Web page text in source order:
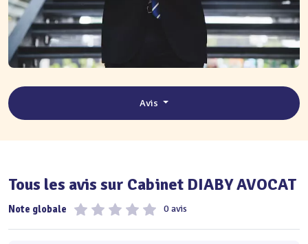
Avis
Tous les avis sur Cabinet DIABY AVOCAT
Note globale 0 avis